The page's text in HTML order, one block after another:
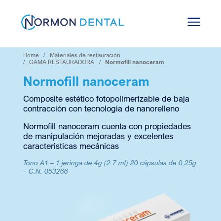
content
Home
Materiales de restauración
GAMA RESTAURADORA
Normofill nanoceram
Normofill nanoceram
Composite estético fotopolimerizable de baja
contracción con tecnología de nanorelleno
Normofill nanoceram cuenta con propiedades
de manipulación mejoradas y excelentes
caracteristicas mecánicas
Tono A1 – 1 jeringa de 4g (2.7 ml) 20 cápsulas de 0,25g
– C.N. 053266